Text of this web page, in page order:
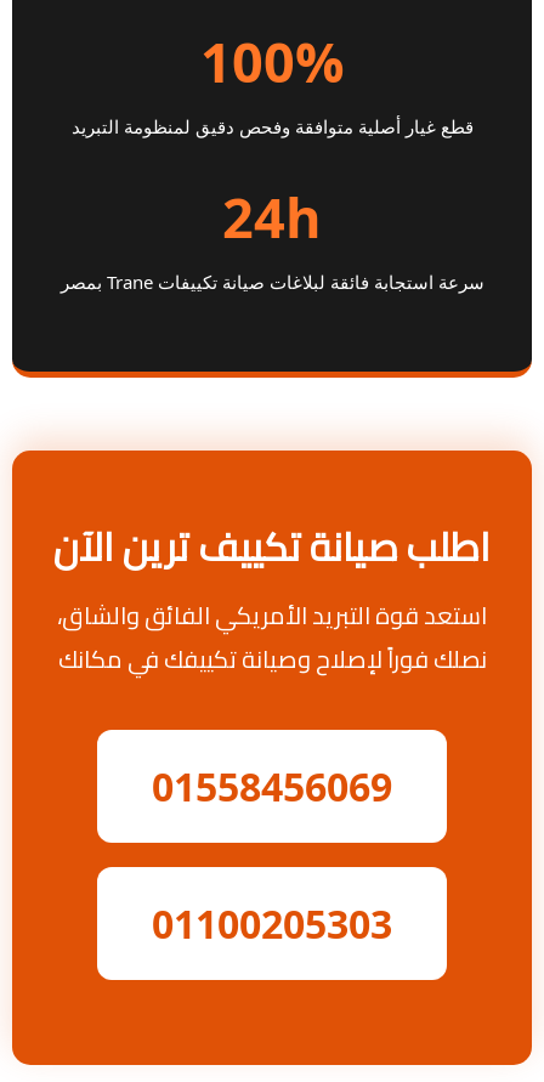
100%
قطع غيار أصلية متوافقة وفحص دقيق لمنظومة التبريد
24h
سرعة استجابة فائقة لبلاغات صيانة تكييفات Trane بمصر
اطلب صيانة تكييف ترين الآن
استعد قوة التبريد الأمريكي الفائق والشاق،
نصلك فوراً لإصلاح وصيانة تكييفك في مكانك
01558456069
01100205303